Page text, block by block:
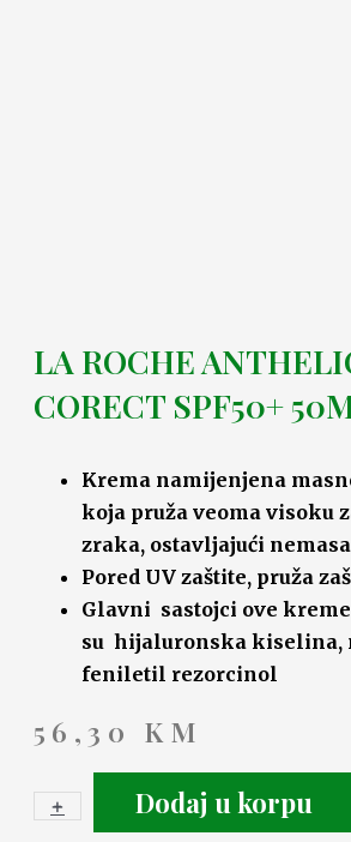
LA ROCHE
CORECT SPF50+
Krema namijenjena
koja pruža veoma visoku
zraka, ostavljajući
Pored UV zaštite, pruža
Glavni sastojci ove kreme
su hijaluronska kiselina,
feniletil rezorcinol
56,30 KM
-
+ Dodaj u korpu